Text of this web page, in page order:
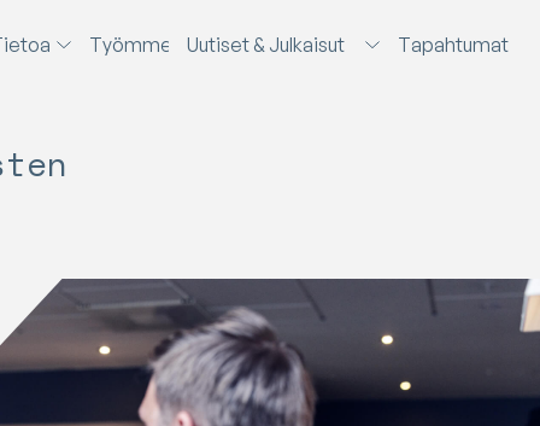
ietoa Työmme Uutiset & Julkaisut Tapahtumat